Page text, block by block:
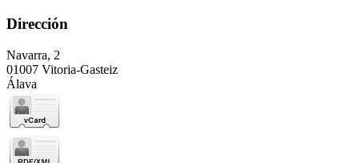
Dirección
Navarra, 2
01007 Vitoria-Gasteiz
Álava